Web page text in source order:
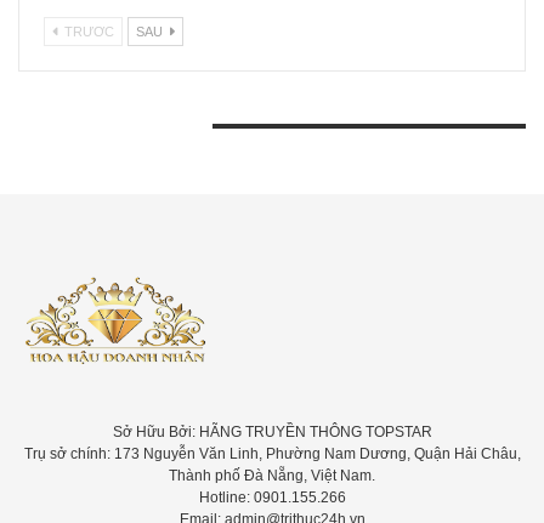
TRƯƠC SAU
Sở Hữu Bởi: HÃNG TRUYỀN THÔNG TOPSTAR
Trụ sở chính: 173 Nguyễn Văn Linh, Phường Nam Dương, Quận Hải Châu,
Thành phố Đà Nẵng, Việt Nam.
Hotline: 0901.155.266
Email: admin@trithuc24h.vn